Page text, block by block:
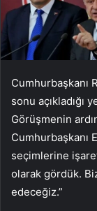
Cumhurbaşkanı
sonu açıkladığı
Görüşmenin
Cumhurbaşkanı
seçimlerine
olarak gördük.
edeceğiz.”